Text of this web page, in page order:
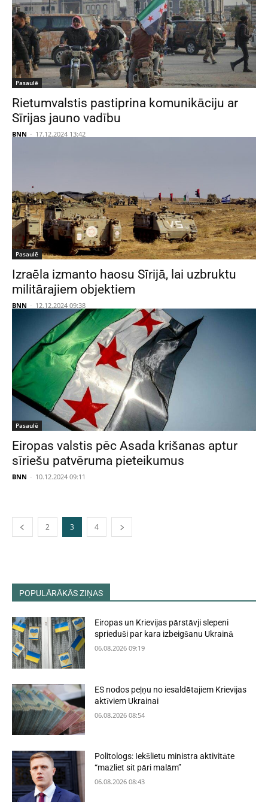
Pasaulē
Rietumvalstis pastiprina komunikāciju ar
Sīrijas jauno vadību
BNN - 17.12.2024 13:42
Pasaulē
Izraēla izmanto haosu Sīrijā, lai uzbruktu
militārajiem objektiem
BNN - 12.12.2024 09:38
Pasaulē
Eiropas valstis pēc Asada krišanas aptur
sīriešu patvēruma pieteikumus
BNN - 10.12.2024 09:11
2 3 4
POPULĀRĀKĀS ZIŅAS
Eiropas un Krievijas pārstāvji slepeni
sprieduši par kara izbeigšanu Ukrainā
06.08.2026 09:19
ES nodos peļņu no iesaldētajiem Krievijas
aktīviem Ukrainai
06.08.2026 08:54
Politologs: Iekšlietu ministra aktivitāte
“mazliet sit pāri malām”
06.08.2026 08:43